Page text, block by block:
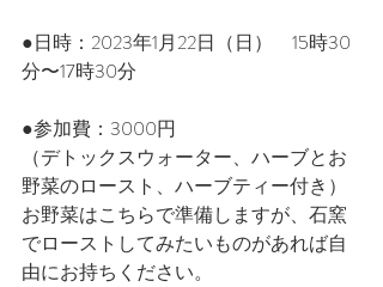
●日時：2023年1月22日（日）　15時30
分〜17時30分
●参加費：3000円
（デトックスウォーター、ハーブとお
野菜のロースト、ハーブティー付き）
お野菜はこちらで準備しますが、石窯
でローストしてみたいものがあれば自
由にお持ちください。